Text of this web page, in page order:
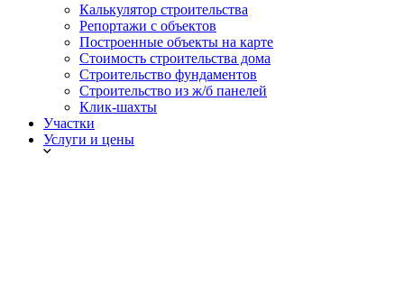
Калькулятор строительства
Репортажи с объектов
Построенные объекты на карте
Стоимость строительства дома
Строительство фундаментов
Строительство из ж/б панелей
Клик-шахты
Участки
Услуги и цены